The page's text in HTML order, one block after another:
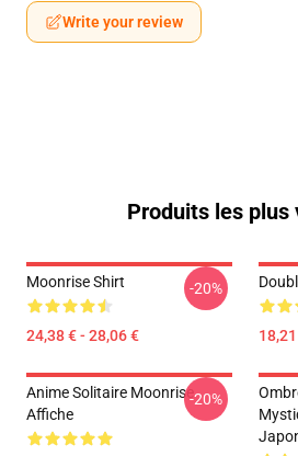
Write your review
Produits les plus
Moonrise Shirt
24,38 € - 28,06 €
-20%
Anime Solitaire Moonrise
Affiche
-20%